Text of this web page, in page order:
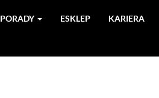
PORADY ESKLEP KARIERA